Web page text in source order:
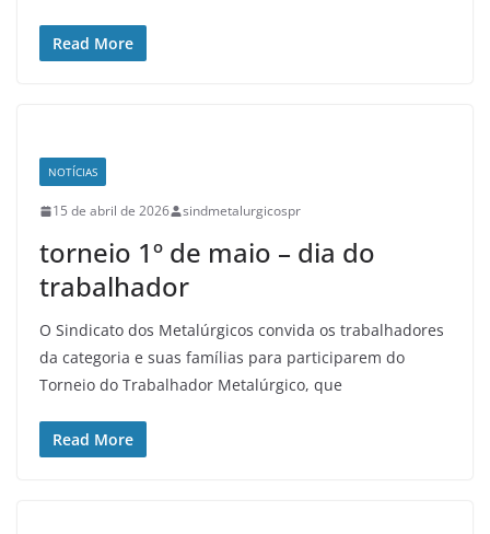
Read More
NOTÍCIAS
15 de abril de 2026 sindmetalurgicospr
torneio 1º de maio – dia do
trabalhador
O Sindicato dos Metalúrgicos convida os trabalhadores
da categoria e suas famílias para participarem do
Torneio do Trabalhador Metalúrgico, que
Read More